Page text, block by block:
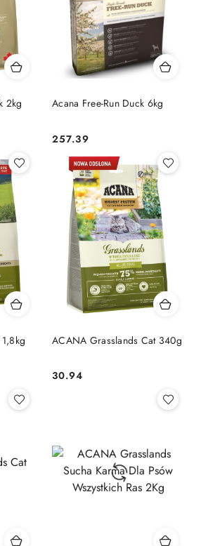
2kg Acana Free-Run Duck 6kg
Cena:
257.39
ACANA Grasslands Cat 340g
Cena:
30.94